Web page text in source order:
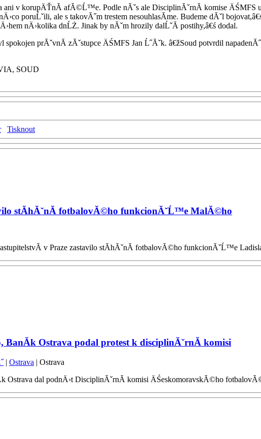
ani v korupÄŤnĂ­ afĂ©Ĺ™e. Podle nĂˇs ale DisciplinĂˇrnĂ­ komise
poruĹˇili, ale s takovĂ˝m trestem nesouhlasĂ­me. Budeme dĂˇl
nÄ›kolika dnĹŻ. Jinak by nĂˇm hrozily dalĹˇĂ­ postihy,â€ś dodal.
spokojen prĂˇvnĂ­ zĂˇstupce ÄŚMFS Jan Ĺ˝Ăˇk. â€žSoud potvrdil
SOUD
Tisknout
stĂ­hĂˇnĂ­ fotbalovĂ©ho funkcionĂˇĹ™e MalĂ©ho
v Praze zastavilo stĂ­hĂˇnĂ­ fotbalovĂ©ho funkcionĂˇĹ™e
BanĂ­k Ostrava podal protest k disciplinĂˇrnĂ­ komisi
| Ostrava | Ostrava
Ostrava dal podnÄ›t DisciplinĂˇrnĂ­ komisi ÄŚeskomoravskĂ©ho